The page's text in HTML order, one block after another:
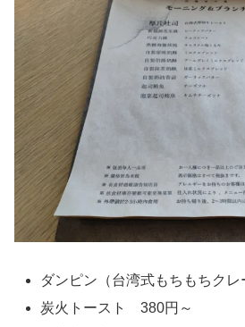
ダンピン（台湾式もちもちクレ
炭火トースト 380円～